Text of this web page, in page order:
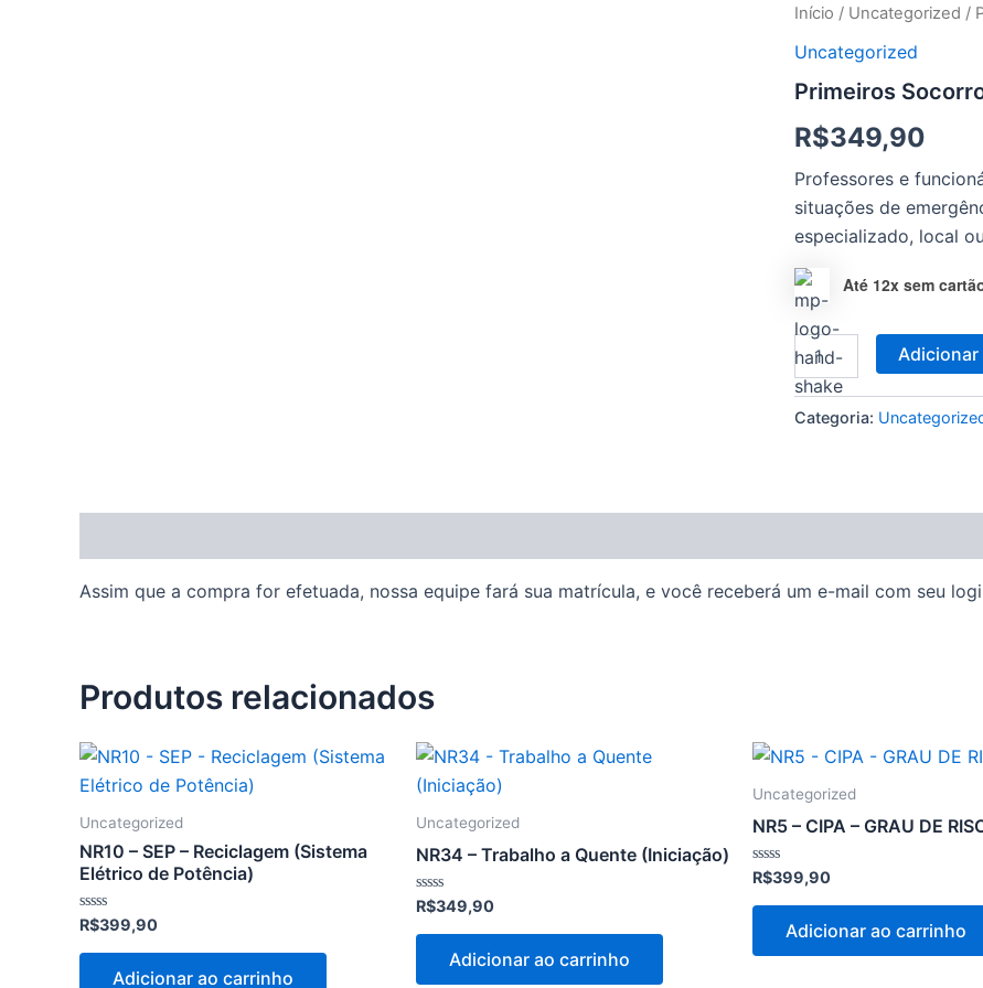
Início / Uncategorized /
Uncategorized
Primeiros
R$349,90
Professores e
situações de
especializado, local
Até 12x sem
Primeiros
-
13.722
Lucas)
Categoria:
Assim que a compra for efetuada, nossa equipe fará sua matrícula, e você receberá um e-mail com seu
Produtos relacionados
Uncategorized
NR10 – SEP – Reciclagem (Sistema
Elétrico de Potência)
Avaliação
de
R$399,90
Adicionar ao carrinho
Uncategorized
NR34 – Trabalho a Quente (Iniciação)
Avaliação
de
R$349,90
Adicionar ao carrinho
Uncategorized
NR5 – CIPA – GRAU DE
Avaliação
de
R$399,90
Adicionar ao carrinho